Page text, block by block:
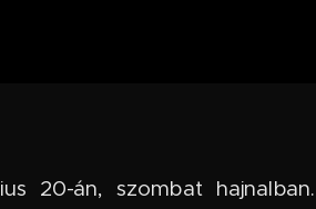
20-án, szombat hajnalban.